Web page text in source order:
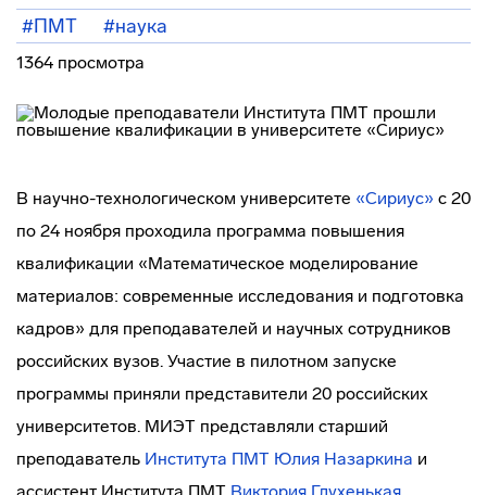
#ПМТ #наука
1364 просмотра
В научно-технологическом университете «Сириус» с 20
по 24 ноября проходила программа повышения
квалификации «Математическое моделирование
материалов: современные исследования и подготовка
кадров» для преподавателей и научных сотрудников
российских вузов. Участие в пилотном запуске
программы приняли представители 20 российских
университетов. МИЭТ представляли старший
преподаватель Института ПМТ Юлия Назаркина и